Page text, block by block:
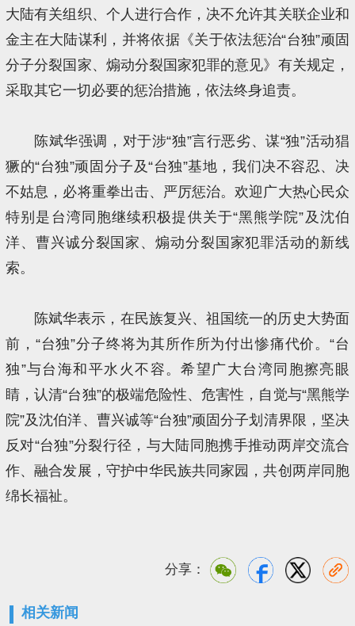
大陆有关组织、个人进行合作，决不允许其关联企业和
金主在大陆谋利，并将依据《关于依法惩治“台独”顽固
分子分裂国家、煽动分裂国家犯罪的意见》有关规定，
采取其它一切必要的惩治措施，依法终身追责。
陈斌华强调，对于涉“独”言行恶劣、谋“独”活动猖
獗的“台独”顽固分子及“台独”基地，我们决不容忍、决
不姑息，必将重拳出击、严厉惩治。欢迎广大热心民众
特别是台湾同胞继续积极提供关于“黑熊学院”及沈伯
洋、曹兴诚分裂国家、煽动分裂国家犯罪活动的新线
索。
陈斌华表示，在民族复兴、祖国统一的历史大势面
前，“台独”分子终将为其所作所为付出惨痛代价。“台
独”与台海和平水火不容。希望广大台湾同胞擦亮眼
睛，认清“台独”的极端危险性、危害性，自觉与“黑熊学
院”及沈伯洋、曹兴诚等“台独”顽固分子划清界限，坚决
反对“台独”分裂行径，与大陆同胞携手推动两岸交流合
作、融合发展，守护中华民族共同家园，共创两岸同胞
绵长福祉。
分享：
相关新闻